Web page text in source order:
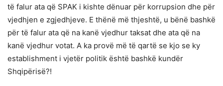
të falur ata që SPAK i kishte dënuar për korrupsion dhe për
vjedhjen e zgjedhjeve. E thënë më thjeshtë, u bënë bashkë
për të falur ata që na kanë vjedhur taksat dhe ata që na
kanë vjedhur votat. A ka provë më të qartë se kjo se ky
establishment i vjetër politik është bashkë kundër
Shqipërisë?!